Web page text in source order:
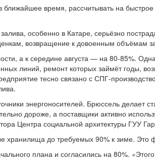
время, рассчитывать на
особенно в Катаре, серьёзно
возвращение к довоенным объёмам
а к середине августа — на 80-85%.
линий, ремонт которых займёт годы,
тесно связано с СПГ-
энергоносителей. Брюссель
дороже, а поставщики активно
Центра социальной архитектуры ГУУ
хранилища до требуемых 90% к зиме. Это
плана и согласились на 80%.